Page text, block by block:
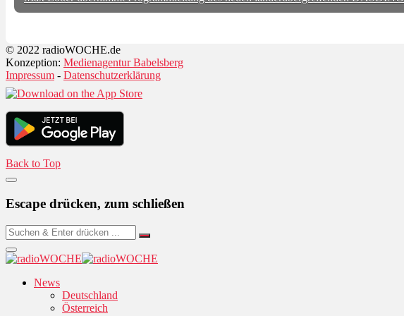
© 2022 radioWOCHE.de
Konzeption: Medienagentur Babelsberg
Impressum - Datenschutzerklärung
Back to Top
Escape drücken, zum schließen
News
Deutschland
Österreich